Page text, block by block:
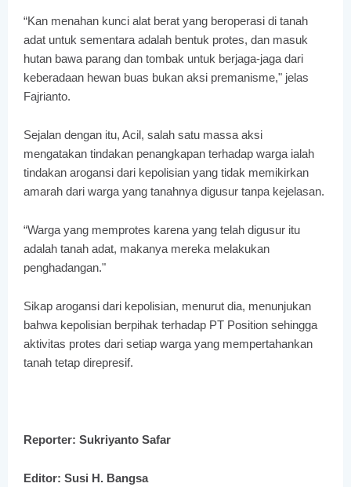
“Kan menahan kunci alat berat yang beroperasi di tanah
adat untuk sementara adalah bentuk protes, dan masuk
hutan bawa parang dan tombak untuk berjaga-jaga dari
keberadaan hewan buas bukan aksi premanisme," jelas
Fajrianto.
Sejalan dengan itu, Acil, salah satu massa aksi
mengatakan tindakan penangkapan terhadap warga ialah
tindakan arogansi dari kepolisian yang tidak memikirkan
amarah dari warga yang tanahnya digusur tanpa kejelasan.
“Warga yang memprotes karena yang telah digusur itu
adalah tanah adat, makanya mereka melakukan
penghadangan."
Sikap arogansi dari kepolisian, menurut dia, menunjukan
bahwa kepolisian berpihak terhadap PT Position sehingga
aktivitas protes dari setiap warga yang mempertahankan
tanah tetap direpresif.
Reporter: Sukriyanto Safar
Editor: Susi H. Bangsa